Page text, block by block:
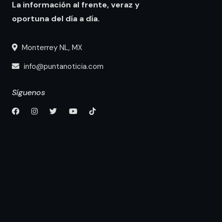
La información al frente, veraz y
oportuna del día a día.
Monterrey NL, MX
info@puntanoticia.com
Síguenos